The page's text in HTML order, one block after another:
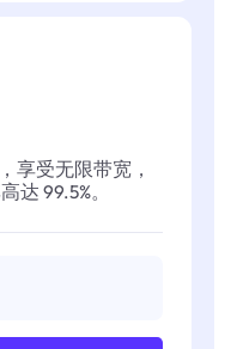
享受无限带宽，
达 99.5%。